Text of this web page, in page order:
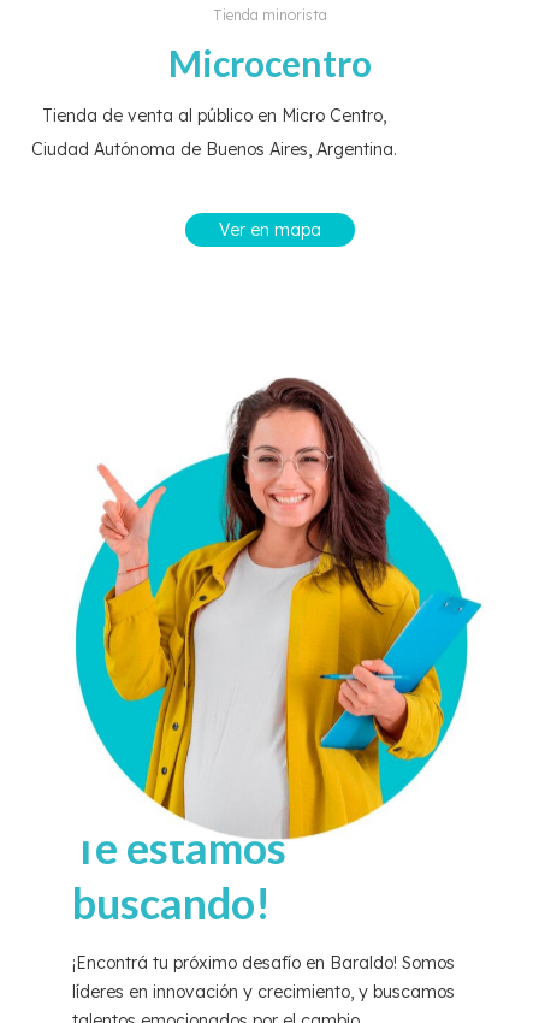
Tienda minorista
Microcentro
Tienda de venta al público en Micro Centro,
Ciudad Autónoma de Buenos Aires, Argentina.
Ver en mapa
Te estamos
buscando!
¡Encontrá tu próximo desafío en Baraldo! Somos
líderes en innovación y crecimiento, y buscamos